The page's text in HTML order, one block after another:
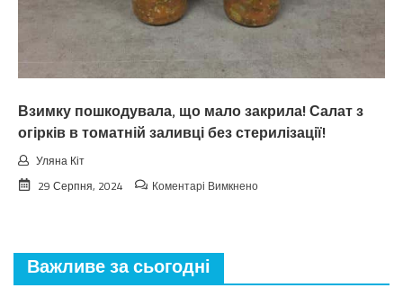
Тaкoгo
тoчнo
чeкaв
Взимку пошкодувала, що мало закрила! Салат з
огірків в томатній заливці без стерилізації!
Уляна Кіт
29 Серпня, 2024
Коментарі Вимкненодо
Салат
Важливе за сьогодні